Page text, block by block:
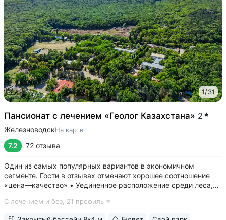
1/31
Пансионат с лечением «Геолог Казахстана» 2
ЖелезноводскНа карте
7.2 72 отзыва
Один из самых популярных вариантов в экономичном
сегменте. Гости в отзывах отмечают хорошее соотношение
«цена—качество» • Уединенное расположение среди леса,
заповедника 6 га с цветущими деревьями, беседками,
С лечением и без, 21 профиль